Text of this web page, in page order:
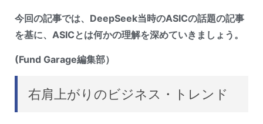
今回の記事では、DeepSeek当時のASICの話題の記事
を基に、ASICとは何かの理解を深めていきましょう。
(Fund Garage編集部）
右肩上がりのビジネス・トレンド